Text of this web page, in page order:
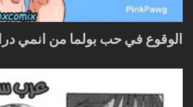
الوقوع في حب بولما من انمي